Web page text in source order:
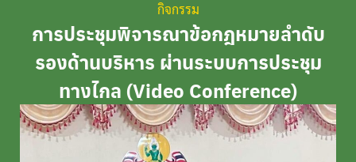
กิจกรรม
การประชุมพิจารณาข้อกฎหมายลำดับ
รองด้านบริหาร ผ่านระบบการประชุม
ทางไกล (Video Conference)